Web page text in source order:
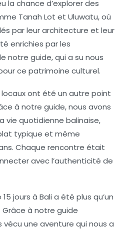
la chance d’explorer des
Tanah Lot et Uluwatu, où
par leur architecture et leur
enrichies par les
notre guide, qui a su nous
ce patrimoine culturel.
ont été un autre point
à notre guide, nous avons
vie quotidienne balinaise,
typique et même
Chaque rencontre était
avec l’authenticité de
jours à Bali a été plus qu’un
Grâce à notre guide
vécu une aventure qui nous a